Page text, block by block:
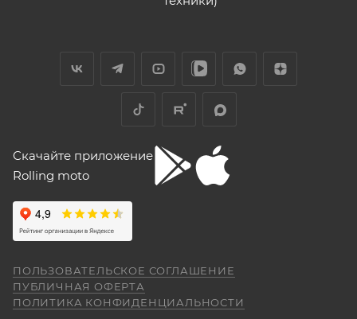
Скачайте приложение
Rolling moto
ПОЛЬЗОВАТЕЛЬСКОЕ СОГЛАШЕНИЕ
ПУБЛИЧНАЯ ОФЕРТА
ПОЛИТИКА КОНФИДЕНЦИАЛЬНОСТИ